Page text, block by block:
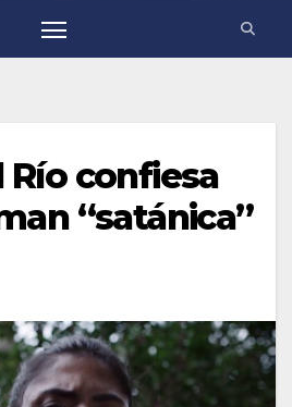
Río confiesa
“satánica”